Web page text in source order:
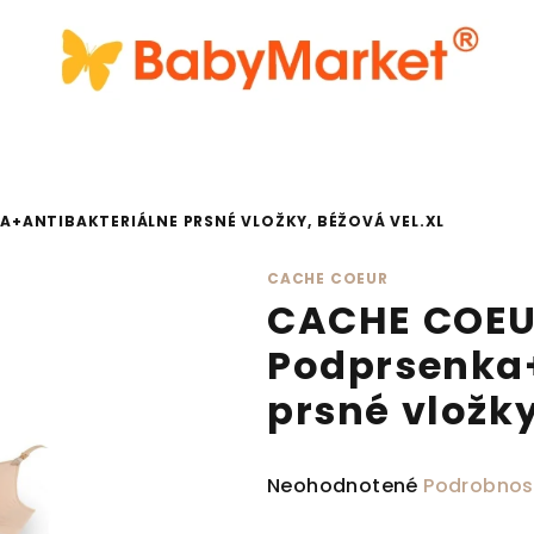
PRSNÉ VLOŽKY, BÉŽOVÁ VEL.XL
CACHE COEUR
CACHE
prsné
Priemerné hodnotenie
Neohodnotené